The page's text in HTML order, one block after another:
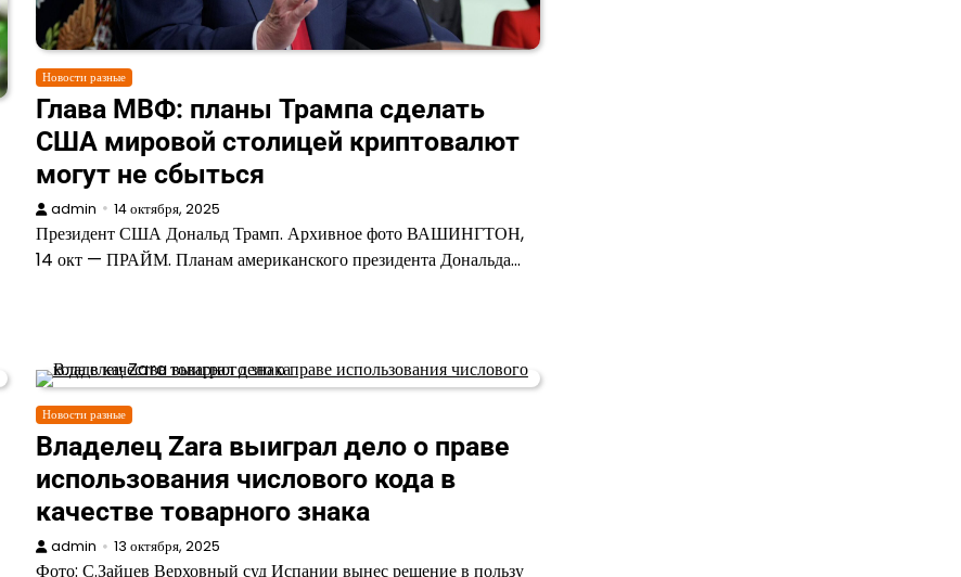
Новости разные
Глава МВФ: планы Трампа сделать
США мировой столицей криптовалют
могут не сбыться
admin 14 октября, 2025
Президент США Дональд Трамп. Архивное фото ВАШИНГТОН,
14 окт — ПРАЙМ. Планам американского президента Дональда…
Новости разные
Владелец Zara выиграл дело о праве
использования числового кода в
качестве товарного знака
admin 13 октября, 2025
Фото: С.Зайцев Верховный суд Испании вынес решение в пользу